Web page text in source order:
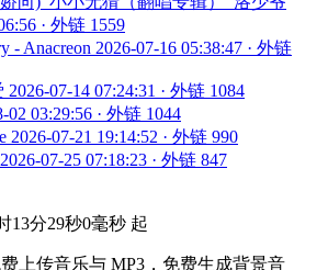
· 外链 1559
- Anacreon 2026-07-16 05:38:47 · 外链
2026-07-14 07:24:31 · 外链 1084
02 03:29:56 · 外链 1044
2026-07-21 19:14:52 · 外链 990
2026-07-25 07:18:23 · 外链 847
13分29秒0毫秒 起
上传音乐与 MP3，免费生成背景音